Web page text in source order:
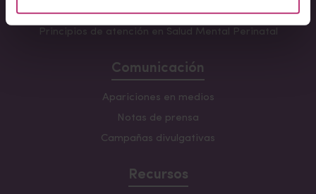
Monográficos – Cursos Cortos
Principios de atención en Salud Mental Perinatal
Comunicación
Apariciones en medios
Notas de prensa
Campañas divulgativas
Recursos